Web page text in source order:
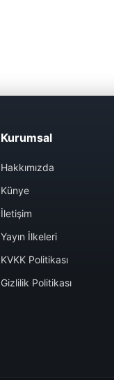
Kurumsal
Hakkımızda
Künye
İletişim
Yayın İlkeleri
KVKK Politikası
Gizlilik Politikası